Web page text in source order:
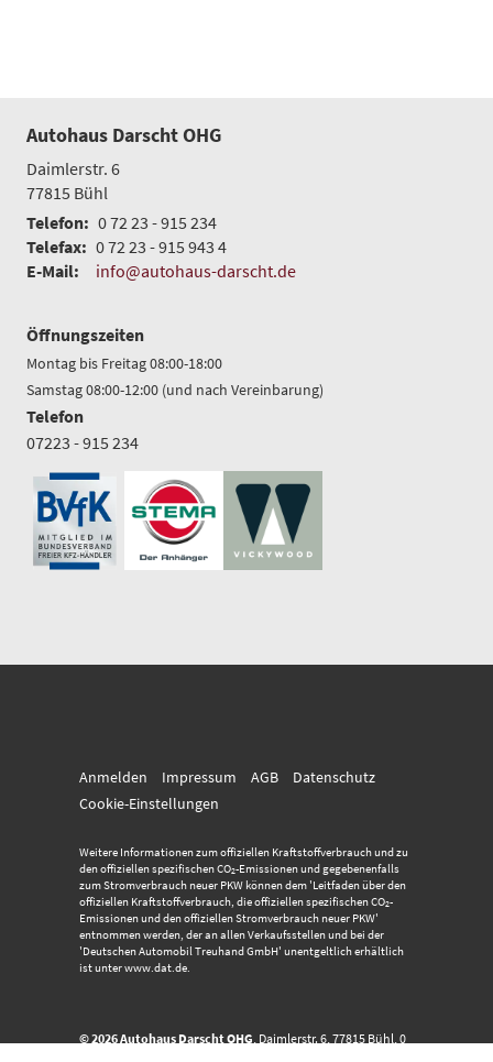
Autohaus Darscht OHG
Daimlerstr. 6
77815 Bühl
Telefon: 0 72 23 - 915 234
Telefax: 0 72 23 - 915 943 4
E-Mail:
info@autohaus-darscht.de
Öffnungszeiten
Montag bis Freitag 08:00-18:00
Samstag 08:00-12:00 (und nach Vereinbarung)
Telefon
07223 - 915 234
Anmelden Impressum AGB
Datenschutz
Cookie-Einstellungen
Weitere Informationen zum offiziellen Kraftstoffverbrauch und zu
den offiziellen spezifischen CO2-Emissionen und gegebenenfalls
zum Stromverbrauch neuer PKW können dem 'Leitfaden über den
offiziellen Kraftstoffverbrauch, die offiziellen spezifischen CO2-
Emissionen und den offiziellen Stromverbrauch neuer PKW'
entnommen werden, der an allen Verkaufsstellen und bei der
'Deutschen Automobil Treuhand GmbH' unentgeltlich erhältlich
ist unter www.dat.de.
© 2026Autohaus Darscht OHG, Daimlerstr. 6,77815 Bühl,0